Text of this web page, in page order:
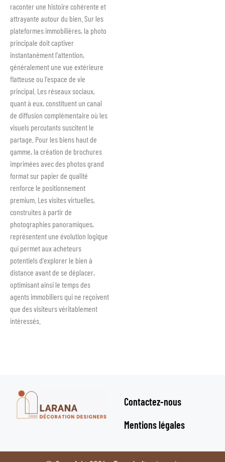
raconter une histoire cohérente et
attrayante autour du bien. Sur les
plateformes immobilières, la photo
principale doit captiver
instantanément l'attention,
généralement une vue extérieure
flatteuse ou l'espace de vie
principal. Les réseaux sociaux,
quant à eux, constituent un canal
de diffusion complémentaire où les
visuels percutants suscitent le
partage. Pour les biens haut de
gamme, la création de brochures
imprimées avec des photos grand
format sur papier de qualité
renforce le positionnement
premium. Les visites virtuelles,
construites à partir de
photographies panoramiques,
représentent une évolution logique
qui permet aux acheteurs
potentiels d'explorer le bien à
distance avant de se déplacer,
optimisant ainsi le temps des
agents immobiliers qui ne reçoivent
que des visiteurs véritablement
intéressés.
Contactez-nous
Mentions légales